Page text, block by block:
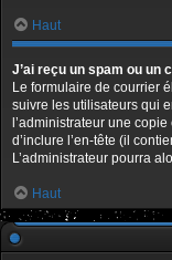
Haut
J’ai reçu un spam ou un
Le formulaire de courrier
suivre les utilisateurs qui
l’administrateur une
d’inclure l’en-tête (il
L’administrateur pourra
Haut